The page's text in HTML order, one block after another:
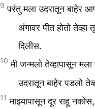
9 परंतु मला उदरातून बाहेर
अंगावर पीत होतो तेव्हा
दिलीस.
10 मी जन्मलो तेव्हापासून
उदरातून बाहेर पडलो
11 माझ्यापासून दूर राहू